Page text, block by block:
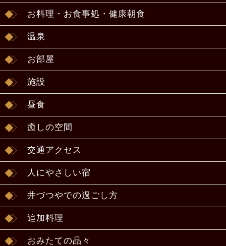
お料理・お食事処・健康朝食
温泉
お部屋
施設
昼食
癒しの空間
交通アクセス
人にやさしい宿
井づつやでの過ごし方
追加料理
おみたての品々